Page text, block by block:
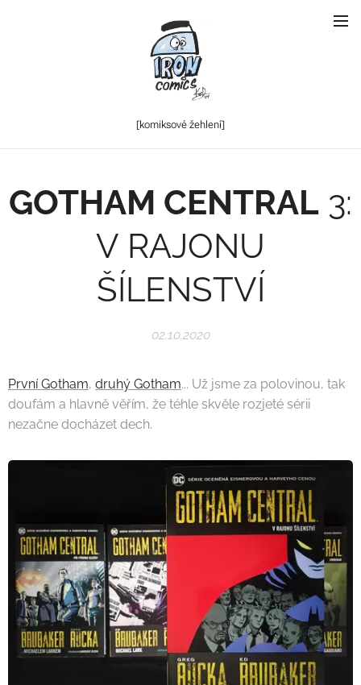
[komiksové žehlení]
GOTHAM CENTRAL 3:
V RAJONU
ŠÍLENSTVÍ
02.10.2020
První Gotham, druhý Gotham... Už jsme za polovinou, tak
doufám a hlavně věřím, že téhle skvěle rozjeté sérii
nezačne docházet dech.